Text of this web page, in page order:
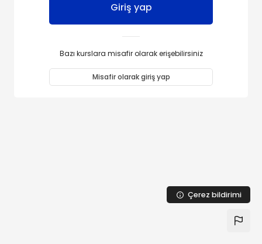
Giriş yap
Bazı kurslara misafir olarak erişebilirsiniz
Misafir olarak giriş yap
Çerez bildirimi